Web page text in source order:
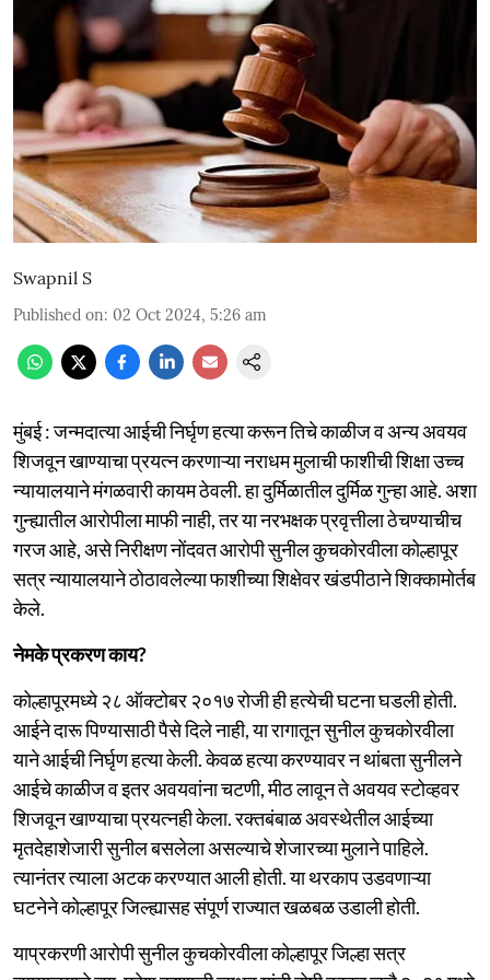
Swapnil S
Published on: 02 Oct 2024, 5:26 am
मुंबई : जन्मदात्या आईची निर्घृण हत्या करून तिचे काळीज व अन्य अवयव
शिजवून खाण्याचा प्रयत्न करणाऱ्या नराधम मुलाची फाशीची शिक्षा उच्च
न्यायालयाने मंगळवारी कायम ठेवली. हा दुर्मिळातील दुर्मिळ गुन्हा आहे. अशा
गुन्ह्यातील आरोपीला माफी नाही, तर या नरभक्षक प्रवृत्तीला ठेचण्याचीच
गरज आहे, असे निरीक्षण नोंदवत आरोपी सुनील कुचकोरवीला कोल्हापूर
सत्र न्यायालयाने ठोठावलेल्या फाशीच्या शिक्षेवर खंडपीठाने शिक्कामोर्तब
केले.
नेमके प्रकरण काय?
कोल्हापूरमध्ये २८ ऑक्टोबर २०१७ रोजी ही हत्येची घटना घडली होती.
आईने दारू पिण्यासाठी पैसे दिले नाही, या रागातून सुनील कुचकोरवीला
याने आईची निर्घृण हत्या केली. केवळ हत्या करण्यावर न थांबता सुनीलने
आईचे काळीज व इतर अवयवांना चटणी, मीठ लावून ते अवयव स्टोव्हवर
शिजवून खाण्याचा प्रयत्नही केला. रक्तबंबाळ अवस्थेतील आईच्या
मृतदेहाशेजारी सुनील बसलेला असल्याचे शेजारच्या मुलाने पाहिले.
त्यानंतर त्याला अटक करण्यात आली होती. या थरकाप उडवणाऱ्या
घटनेने कोल्हापूर जिल्ह्यासह संपूर्ण राज्यात खळबळ उडाली होती.
याप्रकरणी आरोपी सुनील कुचकोरवीला कोल्हापूर जिल्हा सत्र